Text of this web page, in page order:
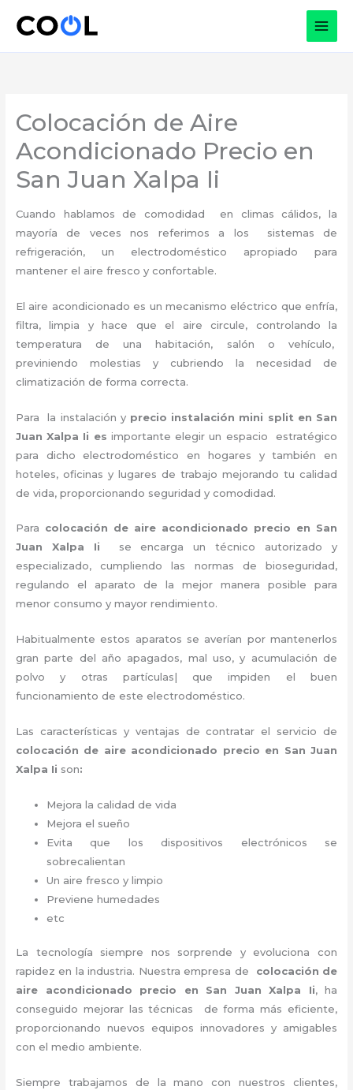
Colocación de Aire
Acondicionado Precio en
San Juan Xalpa Ii
Cuando hablamos de comodidad en climas cálidos, la
mayoría de veces nos referimos a los sistemas de
refrigeración, un electrodoméstico apropiado para
mantener el aire fresco y confortable.
El aire acondicionado es un mecanismo eléctrico que enfría,
filtra, limpia y hace que el aire circule, controlando la
temperatura de una habitación, salón o vehículo,
previniendo molestias y cubriendo la necesidad de
climatización de forma correcta.
Para la instalación y precio instalación mini split en San
Juan Xalpa Ii es importante elegir un espacio estratégico
para dicho electrodoméstico en hogares y también en
hoteles, oficinas y lugares de trabajo mejorando tu calidad
de vida, proporcionando seguridad y comodidad.
Para colocación de aire acondicionado precio en San
Juan Xalpa Ii
se encarga un técnico autorizado y
especializado, cumpliendo las normas de bioseguridad,
regulando el aparato de la mejor manera posible para
menor consumo y mayor rendimiento.
Habitualmente estos aparatos se averían por mantenerlos
gran parte del año apagados, mal uso, y acumulación de
polvo y otras partículas| que impiden el buen
funcionamiento de este electrodoméstico.
Las características y ventajas de contratar el servicio de
colocación de aire acondicionado precio en San Juan
Xalpa Ii son:
Mejora la calidad de vida
Mejora el sueño
Evita que los dispositivos electrónicos se
sobrecalientan
Un aire fresco y limpio
Previene humedades
etc
La tecnología siempre nos sorprende y evoluciona con
rapidez en la industria. Nuestra empresa de colocación de
aire acondicionado precio en San Juan Xalpa Ii, ha
conseguido mejorar las técnicas de forma más eficiente,
proporcionando nuevos equipos innovadores y amigables
con el medio ambiente.
Siempre trabajamos de la mano con nuestros clientes,